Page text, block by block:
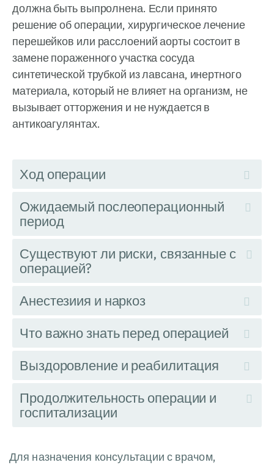
должна быть выпролнена. Если принято
решение об операции, хирургическое лечение
перешейков или расслоений аорты состоит в
замене пораженного участка сосуда
синтетической трубкой из лавсана, инертного
материала, который не влияет на организм, не
вызывает отторжения и не нуждается в
антикоагулянтах.
Ход операции
Ожидаемый послеоперационный
период
Существуют ли риски, связанные с
операцией?
Анестезиия и наркоз
Что важно знать перед операцией
Выздоровление и реабилитация
Продолжительность операции и
госпитализации
Для назначения консультации с врачом,